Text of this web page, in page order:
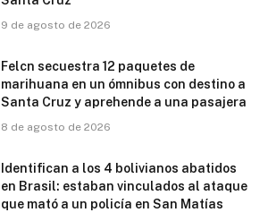
9 de agosto de 2026
Felcn secuestra 12 paquetes de
marihuana en un ómnibus con destino a
Santa Cruz y aprehende a una pasajera
8 de agosto de 2026
Identifican a los 4 bolivianos abatidos
en Brasil: estaban vinculados al ataque
que mató a un policía en San Matías